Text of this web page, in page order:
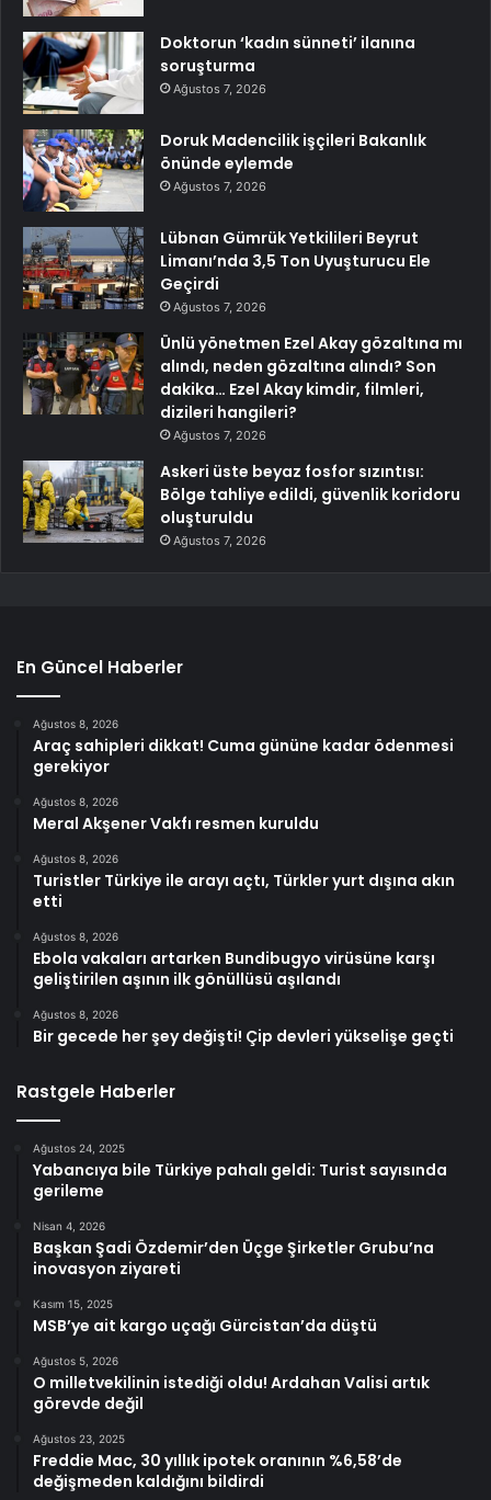
Doktorun ‘kadın sünneti’ ilanına
soruşturma
Ağustos 7, 2026
Doruk Madencilik işçileri Bakanlık
önünde eylemde
Ağustos 7, 2026
Lübnan Gümrük Yetkilileri Beyrut
Limanı’nda 3,5 Ton Uyuşturucu Ele
Geçirdi
Ağustos 7, 2026
Ünlü yönetmen Ezel Akay gözaltına mı
alındı, neden gözaltına alındı? Son
dakika… Ezel Akay kimdir, filmleri,
dizileri hangileri?
Ağustos 7, 2026
Askeri üste beyaz fosfor sızıntısı:
Bölge tahliye edildi, güvenlik koridoru
oluşturuldu
Ağustos 7, 2026
En Güncel Haberler
Ağustos 8, 2026
Araç sahipleri dikkat! Cuma gününe kadar ödenmesi
gerekiyor
Ağustos 8, 2026
Meral Akşener Vakfı resmen kuruldu
Ağustos 8, 2026
Turistler Türkiye ile arayı açtı, Türkler yurt dışına akın
etti
Ağustos 8, 2026
Ebola vakaları artarken Bundibugyo virüsüne karşı
geliştirilen aşının ilk gönüllüsü aşılandı
Ağustos 8, 2026
Bir gecede her şey değişti! Çip devleri yükselişe geçti
Rastgele Haberler
Ağustos 24, 2025
Yabancıya bile Türkiye pahalı geldi: Turist sayısında
gerileme
Nisan 4, 2026
Başkan Şadi Özdemir’den Üçge Şirketler Grubu’na
inovasyon ziyareti
Kasım 15, 2025
MSB’ye ait kargo uçağı Gürcistan’da düştü
Ağustos 5, 2026
O milletvekilinin istediği oldu! Ardahan Valisi artık
görevde değil
Ağustos 23, 2025
Freddie Mac, 30 yıllık ipotek oranının %6,58’de
değişmeden kaldığını bildirdi